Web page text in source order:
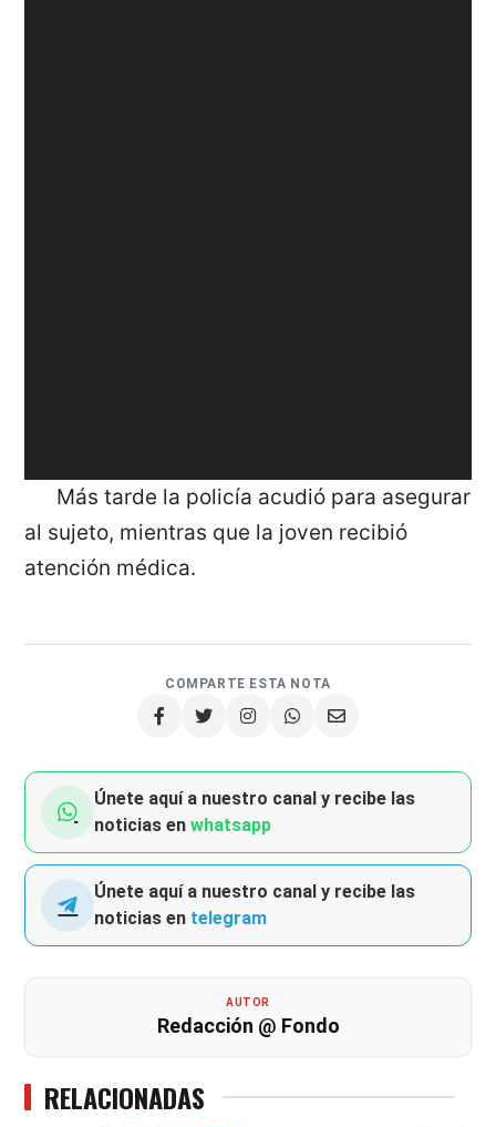
Más tarde la policía acudió para asegurar
al sujeto, mientras que la joven recibió
atención médica.
COMPARTE ESTA NOTA
Únete aquí a nuestro canal y recibe las
noticias enwhatsapp
Únete aquí a nuestro canal y recibe las
noticias en telegram
AUTOR
Redacción @ Fondo
RELACIONADAS